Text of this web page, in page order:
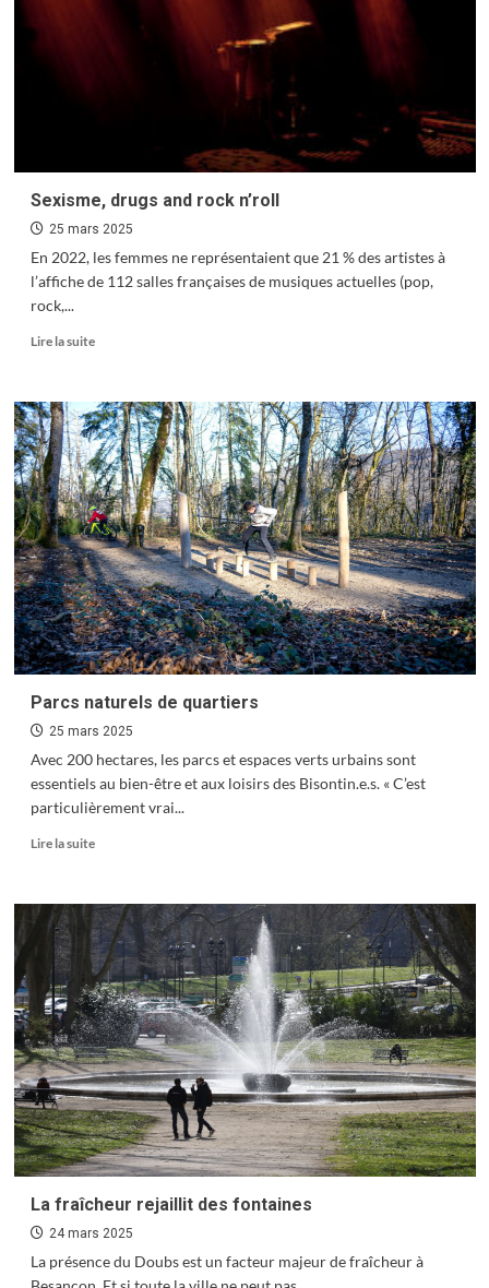
Sexisme, drugs and rock n’roll
25 mars 2025
En 2022, les femmes ne représentaient que 21 % des artistes à
l’affiche de 112 salles françaises de musiques actuelles (pop,
rock,...
Lire la suiteEn
sur
Sexisme,
drugs
and
rock
n’roll
Parcs naturels de quartiers
25 mars 2025
Avec 200 hectares, les parcs et espaces verts urbains sont
essentiels au bien-être et aux loisirs des Bisontin.e.s. « C’est
particulièrement vrai...
Lire la suiteEn
sur
Parcs
naturels
de
quartiers
La fraîcheur rejaillit des fontaines
24 mars 2025
La présence du Doubs est un facteur majeur de fraîcheur à